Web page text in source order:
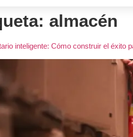
almacén
inteligente: Cómo construir el éxito